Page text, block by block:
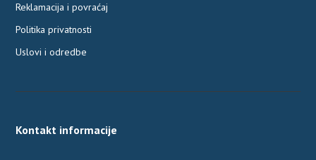
Reklamacija i povraćaj
Politika privatnosti
Uslovi i odredbe
Kontakt informacije